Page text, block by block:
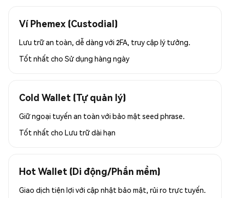
Ví Phemex (Custodial)
Lưu trữ an toàn, dễ dàng với 2FA, truy cập lý tưởng.
Tốt nhất cho Sử dụng hàng ngày
Cold Wallet (Tự quản lý)
Giữ ngoại tuyến an toàn với bảo mật seed phrase.
Tốt nhất cho Lưu trữ dài hạn
Hot Wallet (Di động/Phần mềm)
Giao dịch tiện lợi với cập nhật bảo mật, rủi ro trực tuyến.